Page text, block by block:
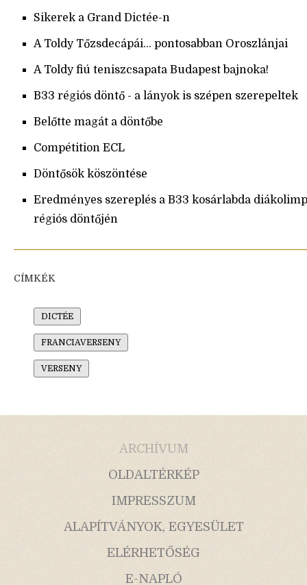
Sikerek a Grand Dictée-n
A Toldy Tőzsdecápái… pontosabban Oroszlánjai
A Toldy fiú teniszcsapata Budapest bajnoka!
B33 régiós döntő - a lányok is szépen szerepeltek
Belőtte magát a döntőbe
Compétition ECL
Döntősök köszöntése
Eredményes szereplés a B33 kosárlabda
régiós döntőjén
CÍMKÉK
DICTÉE
FRANCIAVERSENY
VERSENY
ARCHÍVUM
OLDALTÉRKÉP
IMPRESSZUM
ALAPÍTVÁNYOK, EGYESÜLET
ELÉRHETŐSÉG
E-NAPLÓ